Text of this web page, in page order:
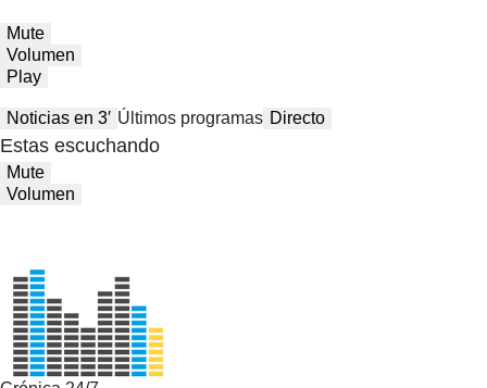
Mute
Volumen
Play
Noticias en 3′ Últimos programas Directo
Estas escuchando
Mute
Volumen